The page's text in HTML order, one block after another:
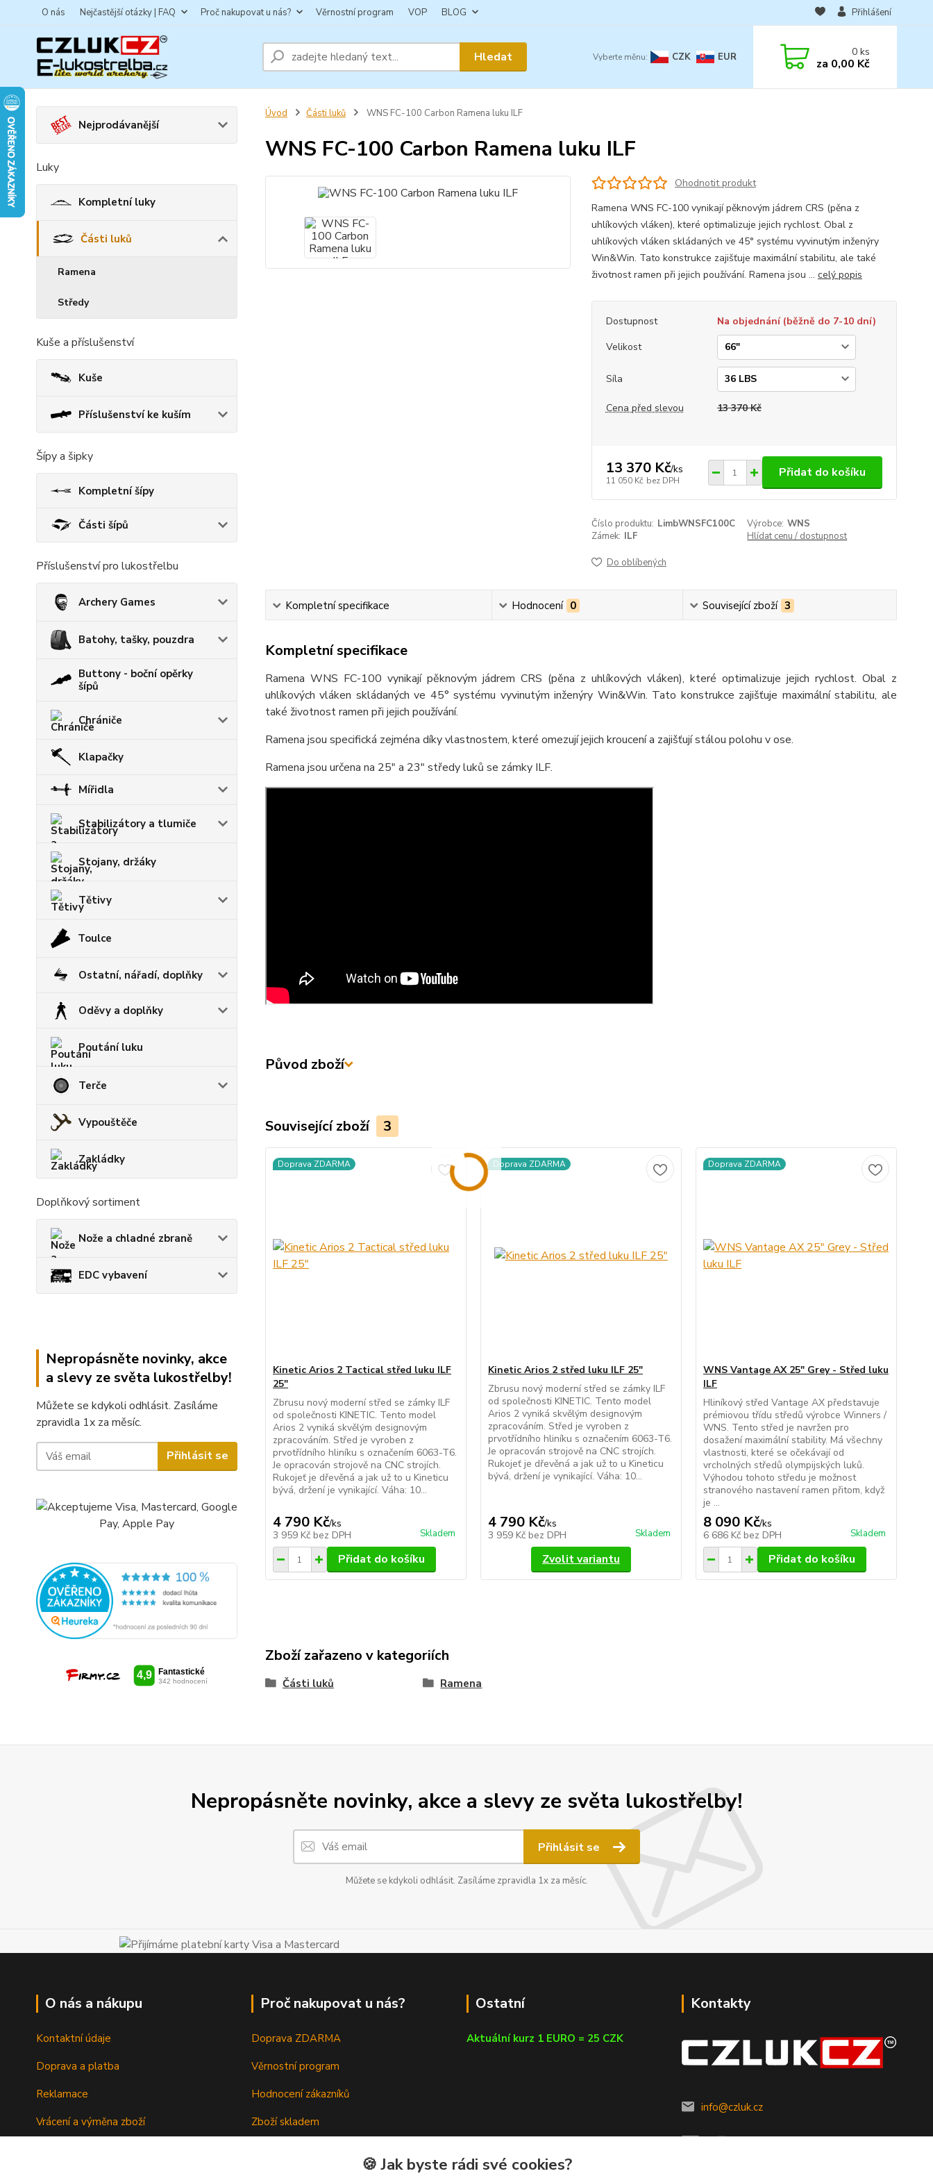
O nás Nejčastější otázky | FAQ Proč nakupovat u nás? Věrnostní program VOP BLOG
CZK EUR
Přihlášení
Hledat 0ks
za 0,00 Kč
Nejprodávanější
Luky
Kompletní luky
Části luků
Ramena
Středy
Kuše a příslušenství
Kuše
Příslušenství ke kuším
Šípy a šipky
Kompletní šípy
Části šípů
Příslušenství pro lukostřelbu
Archery Games
Batohy, tašky, pouzdra
Buttony - boční opěrky
šípů
Chrániče
Klapačky
Mířidla
Stabilizátory a tlumiče
Stojany, držáky
Tětivy
Toulce
Ostatní, nářadí, doplňky
Oděvy a doplňky
Poutání luku
Terče
Vypouštěče
Zakládky
Doplňkový sortiment
Nože a chladné zbraně
EDC vybavení
Nepropásněte novinky, akce
a slevy ze světa lukostřelby!
Můžete se kdykoli odhlásit. Zasíláme
zpravidla 1x za měsíc.
Přihlásit se
Úvod Části luků WNS FC-100 Carbon Ramena luku ILF
WNS FC-100 Carbon Ramena luku ILF
Ohodnotit produkt
Ramena WNS FC-100 vynikají pěknovým jádrem CRS (pěna z
uhlíkových vláken), které optimalizuje jejich rychlost. Obal z
uhlíkových vláken skládaných ve 45° systému vyvinutým inženýry
Win&Win. Tato konstrukce zajišťuje maximální stabilitu, ale také
životnost ramen při jejich používání. Ramena jsou ... celý popis
Dostupnost
Na objednání (běžně do 7-10 dní)
Velikost
Síla
Cena před slevou 13 370 Kč
13 370 Kč/ks
11 050 Kč bez DPH
Přidat do košíku
Číslo produktu: LimbWNSFC100C Výrobce: WNS
Zámek: ILF Hlídat cenu / dostupnost
Do oblíbených
Kompletní specifikace Hodnocení 0 Související zboží 3
Kompletní specifikace
Ramena WNS FC-100 vynikají pěknovým jádrem CRS (pěna z uhlíkových vláken), které optimalizuje jejich rychlost. Obal z
uhlíkových vláken skládaných ve 45° systému vyvinutým inženýry Win&Win. Tato konstrukce zajišťuje maximální stabilitu, ale
také životnost ramen při jejich používání.
Ramena jsou specifická zejména díky vlastnostem, které omezují jejich kroucení a zajišťují stálou polohu v ose.
Ramena jsou určena na 25" a 23" středy luků se zámky ILF.
Původ zboží
Související zboží 3
Doprava ZDARMA
Kinetic Arios 2 Tactical střed luku ILF
25"
Zbrusu nový moderní střed se zámky ILF
od společnosti KINETIC. Tento model
Arios 2 vyniká skvělým designovým
zpracováním. Střed je vyroben z
prvotřídního hliníku s označením 6063-T6.
Je opracován strojově na CNC strojích.
Rukojeť je dřevěná a jak už to u Kineticu
bývá, držení je vynikající. Váha: 10...
4 790 Kč/ks
3 959 Kč bez DPH Skladem
Přidat do košíku
Doprava ZDARMA
Kinetic Arios 2 střed luku ILF 25"
Zbrusu nový moderní střed se zámky ILF
od společnosti KINETIC. Tento model
Arios 2 vyniká skvělým designovým
zpracováním. Střed je vyroben z
prvotřídního hliníku s označením 6063-T6.
Je opracován strojově na CNC strojích.
Rukojeť je dřevěná a jak už to u Kineticu
bývá, držení je vynikající. Váha: 10...
4 790 Kč/ks
3 959 Kč bez DPH Skladem
Zvolit variantu
Doprava ZDARMA
WNS Vantage AX 25" Grey - Střed luku
ILF
Hliníkový střed Vantage AX představuje
prémiovou třídu středů výrobce Winners /
WNS. Tento střed je navržen pro
dosažení maximální stability. Má všechny
vlastnosti, které se očekávají od
vrcholných středů olympijských luků.
Výhodou tohoto středu je možnost
stranového nastavení ramen přitom, když
je ...
8 090 Kč/ks
6 686 Kč bez DPH Skladem
Přidat do košíku
Zboží zařazeno v kategoriích
Části luků Ramena
Nepropásněte novinky, akce a slevy ze světa lukostřelby!
Přihlásit se
Můžete se kdykoli odhlásit. Zasíláme zpravidla 1x za měsíc.
O nás a nákupu
Kontaktní údaje
Doprava a platba
Reklamace
Vrácení a výměna zboží
Proč nakupovat u nás?
Doprava ZDARMA
Věrnostní program
Hodnocení zákazníků
Zboží skladem
Ostatní
Aktuální kurz 1 EURO = 25 CZK
Kontakty
info@czluk.cz
🍪 Jak byste rádi své cookies?